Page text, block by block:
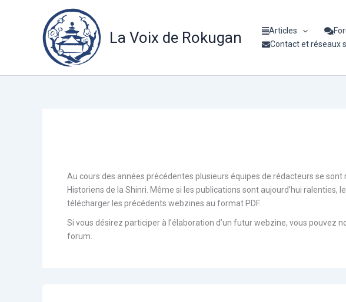
La Voix de Rokugan Articles
Contact et réseaux
Au cours des années précédentes plusieurs équipes de rédacteurs se
Historiens de la Shinri. Même si les publications sont aujourd’hui
télécharger les précédents webzines au format PDF.
Si vous désirez participer à l’élaboration d’un futur webzine, vous
forum.